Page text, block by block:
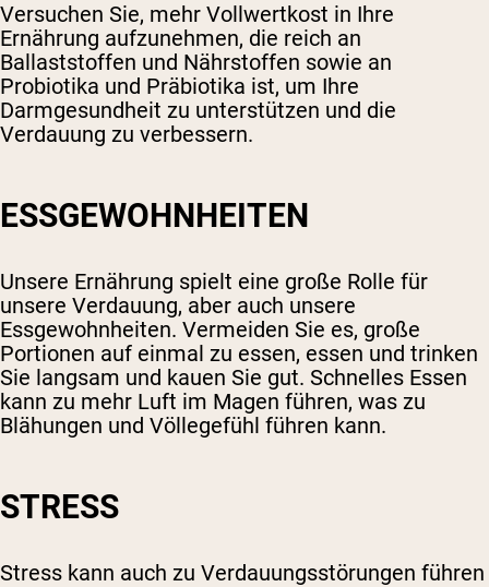
Versuchen Sie, mehr Vollwertkost in Ihre
Ernährung aufzunehmen, die reich an
Ballaststoffen und Nährstoffen sowie an
Probiotika und Präbiotika ist, um Ihre
Darmgesundheit zu unterstützen und die
Verdauung zu verbessern.
ESSGEWOHNHEITEN
Unsere Ernährung spielt eine große Rolle für
unsere Verdauung, aber auch unsere
Essgewohnheiten. Vermeiden Sie es, große
Portionen auf einmal zu essen, essen und trinken
Sie langsam und kauen Sie gut. Schnelles Essen
kann zu mehr Luft im Magen führen, was zu
Blähungen und Völlegefühl führen kann.
STRESS
Stress kann auch zu Verdauungsstörungen führen